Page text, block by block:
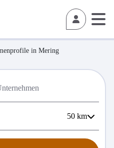
in Mering
50 km